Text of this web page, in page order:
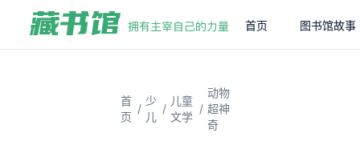
首页 图书馆故事
首
页
/
少
儿
/
儿童
文学
/
动物
超神
奇